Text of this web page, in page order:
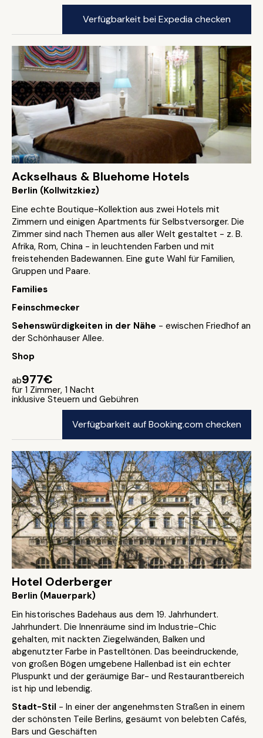
Verfügbarkeit bei Expedia checken
Ackselhaus & Bluehome Hotels
Berlin (Kollwitzkiez)
Eine echte Boutique-Kollektion aus zwei Hotels mit
Zimmern und einigen Apartments für Selbstversorger. Die
Zimmer sind nach Themen aus aller Welt gestaltet - z. B.
Afrika, Rom, China - in leuchtenden Farben und mit
freistehenden Badewannen. Eine gute Wahl für Familien,
Gruppen und Paare.
Families
Feinschmecker
Sehenswürdigkeiten in der Nähe - ewischen Friedhof an
der Schönhauser Allee.
Shop
ab977€
für 1 Zimmer, 1 Nacht
inklusive Steuern und Gebühren
Verfügbarkeit auf Booking.com checken
Hotel Oderberger
Berlin (Mauerpark)
Ein historisches Badehaus aus dem 19. Jahrhundert.
Jahrhundert. Die Innenräume sind im Industrie-Chic
gehalten, mit nackten Ziegelwänden, Balken und
abgenutzter Farbe in Pastelltönen. Das beeindruckende,
von großen Bögen umgebene Hallenbad ist ein echter
Pluspunkt und der geräumige Bar- und Restaurantbereich
ist hip und lebendig.
Stadt-Stil - In einer der angenehmsten Straßen in einem
der schönsten Teile Berlins, gesäumt von belebten Cafés,
Bars und Geschäften